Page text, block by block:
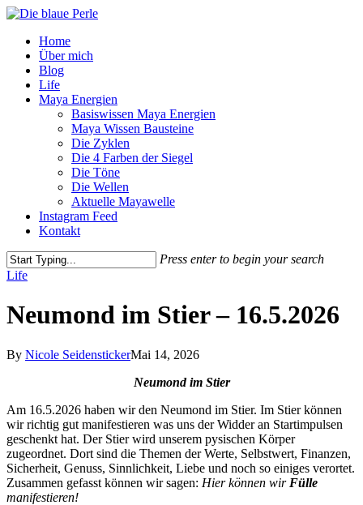
Skip
main
content
Menu
Home
Über mich
Blog
Life
Maya Energien
Basiswissen Maya Energien
Maya Wissen Bausteine
Die Zyklen
Die 4 Farben der Siegel
Die Töne
Die Wellen
Aktuelle Mayawelle
Instagram Feed
Kontakt
Press enter to begin your search
Close
Life
Neumond im Stier – 16.5.2026
By Nicole SeidenstickerMai 14, 2026
Neumond im Stier
Am 16.5.2026 haben wir den Neumond im Stier. Im Stier können
wir richtig gut manifestieren was uns der Widder an Startimpulsen
geschenkt hat. Der Stier wird unserem pysischen Körper
zugeordnet. Dort sind die Themen der Werte, Selbstwert, Finanzen,
Sicherheit, Genuss, Sinnlichkeit, Liebe und noch so einiges verortet.
Zusammen gefasst können wir sagen: Hier können wir Fülle
manifestieren!